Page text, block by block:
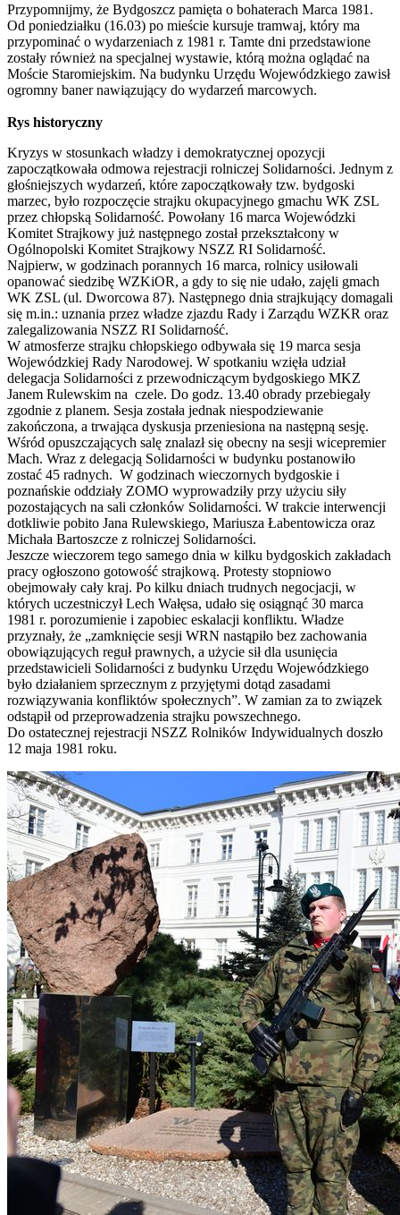
Przypomnijmy, że Bydgoszcz pamięta o bohaterach Marca 1981.
Od poniedziałku (16.03) po mieście kursuje tramwaj, który ma
przypominać o wydarzeniach z 1981 r. Tamte dni przedstawione
zostały również na specjalnej wystawie, którą można oglądać na
Moście Staromiejskim. Na budynku Urzędu Wojewódzkiego zawisł
ogromny baner nawiązujący do wydarzeń marcowych.
Rys historyczny
Kryzys w stosunkach władzy i demokratycznej opozycji
zapoczątkowała odmowa rejestracji rolniczej Solidarności. Jednym z
głośniejszych wydarzeń, które zapoczątkowały tzw. bydgoski
marzec, było rozpoczęcie strajku okupacyjnego gmachu WK ZSL
przez chłopską Solidarność. Powołany 16 marca Wojewódzki
Komitet Strajkowy już następnego został przekształcony w
Ogólnopolski Komitet Strajkowy NSZZ RI Solidarność.
Najpierw, w godzinach porannych 16 marca, rolnicy usiłowali
opanować siedzibę WZKiOR, a gdy to się nie udało, zajęli gmach
WK ZSL (ul. Dworcowa 87). Następnego dnia strajkujący domagali
się m.in.: uznania przez władze zjazdu Rady i Zarządu WZKR oraz
zalegalizowania NSZZ RI Solidarność.
W atmosferze strajku chłopskiego odbywała się 19 marca sesja
Wojewódzkiej Rady Narodowej. W spotkaniu wzięła udział
delegacja Solidarności z przewodniczącym bydgoskiego MKZ
Janem Rulewskim na czele. Do godz. 13.40 obrady przebiegały
zgodnie z planem. Sesja została jednak niespodziewanie
zakończona, a trwająca dyskusja przeniesiona na następną sesję.
Wśród opuszczających salę znalazł się obecny na sesji wicepremier
Mach. Wraz z delegacją Solidarności w budynku postanowiło
zostać 45 radnych. W godzinach wieczornych bydgoskie i
poznańskie oddziały ZOMO wyprowadziły przy użyciu siły
pozostających na sali członków Solidarności. W trakcie interwencji
dotkliwie pobito Jana Rulewskiego, Mariusza Łabentowicza oraz
Michała Bartoszcze z rolniczej Solidarności.
Jeszcze wieczorem tego samego dnia w kilku bydgoskich zakładach
pracy ogłoszono gotowość strajkową. Protesty stopniowo
obejmowały cały kraj. Po kilku dniach trudnych negocjacji, w
których uczestniczył Lech Wałęsa, udało się osiągnąć 30 marca
1981 r. porozumienie i zapobiec eskalacji konfliktu. Władze
przyznały, że „zamknięcie sesji WRN nastąpiło bez zachowania
obowiązujących reguł prawnych, a użycie sił dla usunięcia
przedstawicieli Solidarności z budynku Urzędu Wojewódzkiego
było działaniem sprzecznym z przyjętymi dotąd zasadami
rozwiązywania konfliktów społecznych”. W zamian za to związek
odstąpił od przeprowadzenia strajku powszechnego.
Do ostatecznej rejestracji NSZZ Rolników Indywidualnych doszło
12 maja 1981 roku.